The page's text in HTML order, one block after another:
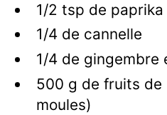
1/2 tsp de paprika
1/4 de cannelle
1/4 de gingembre
500 g de fruits de
moules)